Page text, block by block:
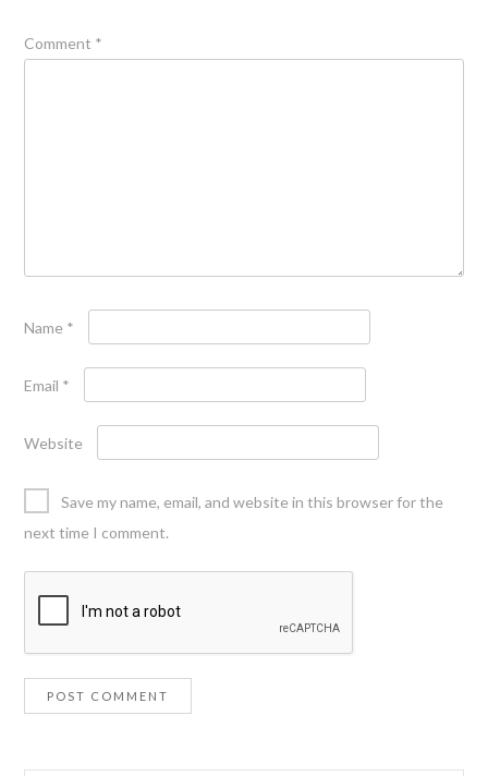
Comment *
Name *
Email *
Website
Save my name, email, and website in this browser for the
next time I comment.